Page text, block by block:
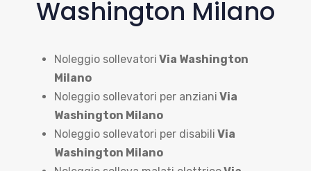
Washington Milano
Noleggio sollevatori Via Washington
Milano
Noleggio sollevatori per anziani Via
Washington Milano
Noleggio sollevatori per disabili Via
Washington Milano